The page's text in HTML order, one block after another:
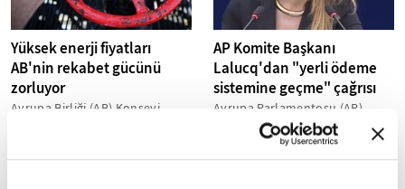
Yüksek enerji fiyatları
AB'nin rekabet gücünü
zorluyor
Avrupa Birliği (AB) Konseyi
risklerin Avrupa ekonomisi...
AP Komite Başkanı
Lalucq'dan "yerli ödeme
sistemine geçme" çağrısı
Avrupa Parlamentosu (AP)
Ekonomik ve Mali İşler Komitesi
Başkanı Aurore Lalucq,
Avrupa'da kullanılan ödeme